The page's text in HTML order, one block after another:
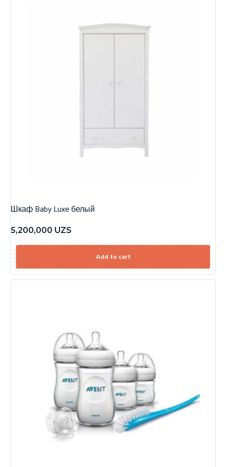
Шкаф Baby Luxe белый
5,200,000 UZS
Add to cart